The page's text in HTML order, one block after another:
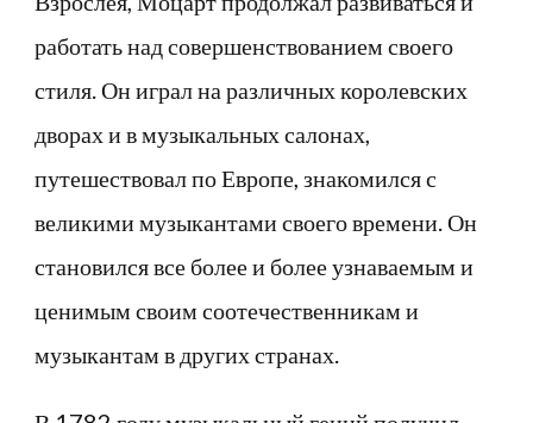
работать над совершенствованием своего
стиля. Он играл на различных королевских
дворах и в музыкальных салонах,
путешествовал по Европе, знакомился с
великими музыкантами своего времени. Он
становился все более и более узнаваемым и
ценимым своим соотечественникам и
музыкантам в других странах.